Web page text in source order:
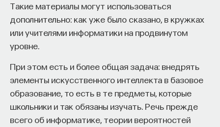
Такие материалы могут использоваться
дополнительно: как уже было сказано, в кружках
или учителями информатики на продвинутом
уровне.
При этом есть и более общая задача: внедрять
элементы искусственного интеллекта в базовое
образование, то есть в те предметы, которые
школьники и так обязаны изучать. Речь прежде
всего об информатике, теории вероятностей